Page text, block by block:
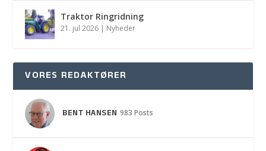
Traktor Ringridning
21. jul 2026 | Nyheder
VORES REDAKTØRER
BENT HANSEN 983 Posts